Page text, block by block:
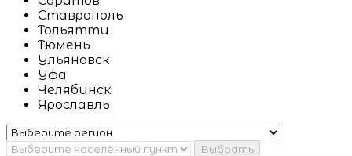
Ставрополь
Тольятти
Тюмень
Ульяновск
Уфа
Челябинск
Ярославль
Выбрать